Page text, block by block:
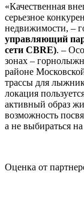
«Качественная
серьезное
недвижимости, –
управляющий
сети CBRE). –
зонах –
районе
трассы для
локация
активный образ
возможность
а не выбираться
Оценка от